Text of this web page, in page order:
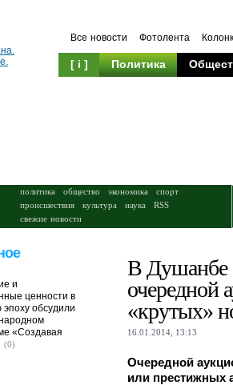
Все новости Фотолента
[ i ] Политика
политика общество экономика
спорт
происшествия
культура наука
RSS
свежие новости
В Душанбе
очередной
«крутых»
16.01.2014, 13:13
Очередной
или престижных
и
ценности в
обсудили
«Создавая
(0)